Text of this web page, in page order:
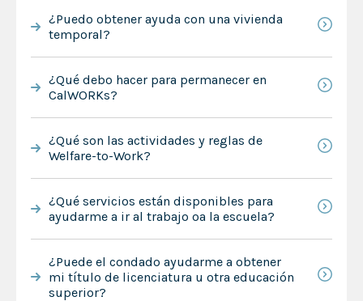
¿Puedo obtener ayuda con una vivienda
temporal?
¿Qué debo hacer para permanecer en
CalWORKs?
¿Qué son las actividades y reglas de
Welfare-to-Work?
¿Qué servicios están disponibles para
ayudarme a ir al trabajo oa la escuela?
¿Puede el condado ayudarme a obtener
mi título de licenciatura u otra educación
superior?